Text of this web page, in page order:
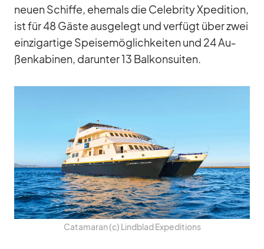
neuen Schiffe, ehe­mals die Ce­le­brity Xpe­di­tion,
ist für 48 Gäste aus­ge­legt und ver­fügt über zwei
ein­zig­ar­tige Spei­se­mög­lich­kei­ten und 24 Au­
ßen­ka­bi­nen, dar­un­ter 13 Bal­kon­sui­ten.
Ca­ta­ma­ran (c) Lind­blad Ex­pe­di­ti­ons